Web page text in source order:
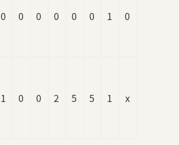
0 0 0 0 0 0 1 0
1 0 0 2 5 5 1 x